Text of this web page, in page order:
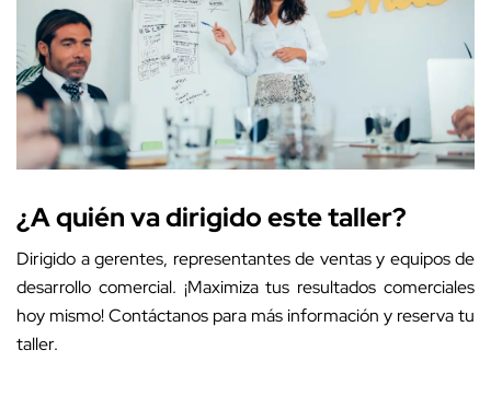
¿A quién va dirigido este taller?
Dirigido a gerentes, representantes de ventas y equipos de
desarrollo comercial. ¡Maximiza tus resultados comerciales
hoy mismo! Contáctanos para más información y reserva tu
taller.